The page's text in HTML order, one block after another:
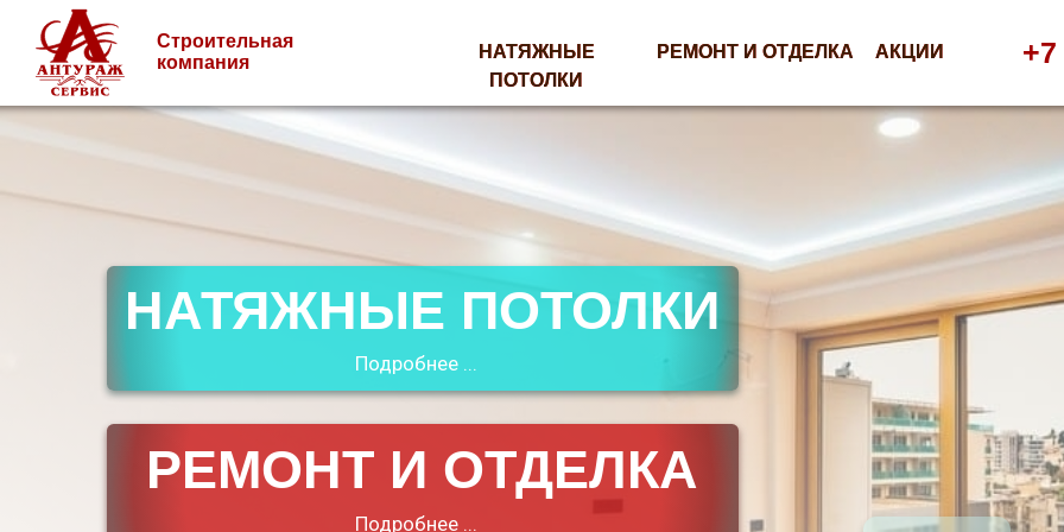
Строительная
компания НАТЯЖНЫЕ
ПОТОЛКИ
НАТЯЖНЫЕ
ПОТОЛКИ
АКЦИИ
АКЦИИ +7 (930)
РЕМОНТ И ОТДЕЛКА
РЕМОНТ И ОТДЕЛКА
Подробнее ...
РЕМОНТ И ОТДЕЛКА
Подробнее ...
НАТЯЖНЫЕ ПОТОЛКИ